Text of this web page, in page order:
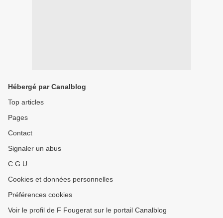
Hébergé par Canalblog
Top articles
Pages
Contact
Signaler un abus
C.G.U.
Cookies et données personnelles
Préférences cookies
Voir le profil de F Fougerat sur le portail Canalblog